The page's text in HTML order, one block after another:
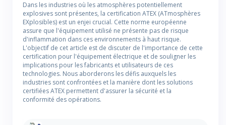
Dans les industries où les atmosphères potentiellement
explosives sont présentes, la certification ATEX (ATmosphères
EXplosibles) est un enjei crucial. Cette norme européenne
assure que l'équipement utilisé ne présente pas de risque
d'inflammation dans ces environnements à haut risque.
L'objectif de cet article est de discuter de l'importance de cette
certification pour l'équipement électrique et de souligner les
implications pour les fabricants et utilisateurs de ces
technologies. Nous aborderons les défis auxquels les
industries sont confrontées et la manière dont les solutions
certifiées ATEX permettent d'assurer la sécurité et la
conformité des opérations.